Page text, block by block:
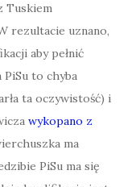
Tuskiem
rezultacie uznano,
aby pełnić
to chyba
ta oczywistość) i
wykopano z
ma
PiSu ma się